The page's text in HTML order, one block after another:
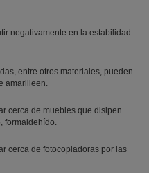
negativamente en la estabilidad
entre otros materiales, pueden
amarilleen.
cerca de muebles que disipen
formaldehído.
cerca de fotocopiadoras por las